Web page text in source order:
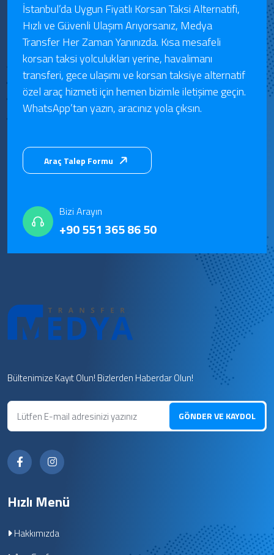
İstanbul’da Uygun Fiyatlı Korsan Taksi Alternatifi,
Hızlı ve Güvenli Ulaşım Arıyorsanız, Medya
Transfer Her Zaman Yanınızda. Kısa mesafeli
korsan taksi yolculukları yerine, havalimanı
transferi, gece ulaşımı ve korsan taksiye alternatif
özel araç hizmeti için hemen bizimle iletişime geçin.
WhatsApp’tan yazın, aracınız yola çıksın.
Araç Talep Formu
Bizi Arayın
+90 551 365 86 50
Bültenimize Kayıt Olun! Bizlerden Haberdar Olun!
GÖNDER VE KAYDOL
Hızlı Menü
Hakkımızda